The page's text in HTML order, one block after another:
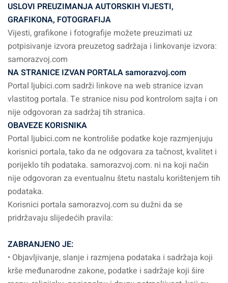
USLOVI PREUZIMANJA AUTORSKIH VIJESTI,
GRAFIKONA, FOTOGRAFIJA
Vijesti, grafikone i fotografije možete preuzimati uz
potpisivanje izvora preuzetog sadržaja i linkovanje izvora:
samorazvoj.com
NA STRANICE IZVAN PORTALA samorazvoj.com
Portal ljubici.com sadrži linkove na web stranice izvan
vlastitog portala. Te stranice nisu pod kontrolom sajta i on
nije odgovoran za sadržaj tih stranica.
OBAVEZE KORISNIKA
Portal ljubici.com ne kontroliše podatke koje razmjenjuju
korisnici portala, tako da ne odgovara za tačnost, kvalitet i
porijeklo tih podataka. samorazvoj.com. ni na koji način
nije odgovoran za eventualnu štetu nastalu korištenjem tih
podataka.
Korisnici portala samorazvoj.com su dužni da se
pridržavaju slijedećih pravila:
ZABRANJENO JE:
• Objavljivanje, slanje i razmjena podataka i sadržaja koji
krše međunarodne zakone, podatke i sadržaje koji šire